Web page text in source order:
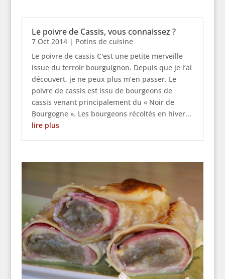
Le poivre de Cassis, vous connaissez ?
7 Oct 2014| Potins de cuisine
Le poivre de cassis C'est une petite merveille
issue du terroir bourguignon. Depuis que je l’ai
découvert, je ne peux plus m’en passer. Le
poivre de cassis est issu de bourgeons de
cassis venant principalement du « Noir de
Bourgogne ». Les bourgeons récoltés en hiver...
lire plus